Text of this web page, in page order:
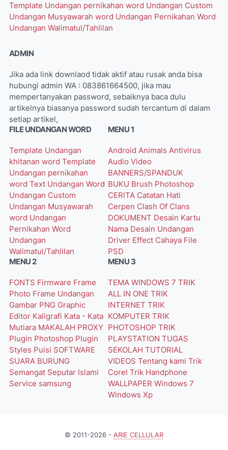
Template Undangan pernikahan word Undangan Custom
Undangan Musyawarah word Undangan Pernikahan Word
Undangan Walimatul/Tahlilan
ADMIN
Jika ada link downlaod tidak aktif atau rusak anda bisa
hubungi admin WA : 083861664500, jika mau
mempertanyakan password, sebaiknya baca dulu
artikelnya biasanya password sudah tercantum di dalam
setiap artikel,
FILE UNDANGAN WORD
Template Undangan
khitanan word Template
Undangan pernikahan
word Text Undangan Word
Undangan Custom
Undangan Musyawarah
word Undangan
Pernikahan Word
Undangan
Walimatul/Tahlilan
MENU 1
Android Animals Antivirus
Audio Video
BANNERS/SPANDUK
BUKU Brush Photoshop
CERITA Catatan Hati
Cerpen Clash Of Clans
DOKUMENT Desain Kartu
Nama Desain Undangan
Driver Effect Cahaya File
PSD
MENU 2
FONTS Firmware Frame
Photo Frame Undangan
Gambar PNG Graphic
Editor Kaligrafi Kata - Kata
Mutiara MAKALAH PROXY
Plugin Photoshop Plugin
Styles Puisi SOFTWARE
SUARA BURUNG
Semangat Seputar Islami
Service samsung
MENU 3
TEMA WINDOWS 7 TRIK
ALL IN ONE TRIK
INTERNET TRIK
KOMPUTER TRIK
PHOTOSHOP TRIK
PLAYSTATION TUGAS
SEKOLAH TUTORIAL
VIDEOS Tentang kami Trik
Corel Trik Handphone
WALLPAPER Windows 7
Windows Xp
© 2011-2026 - ARIE CELLULAR